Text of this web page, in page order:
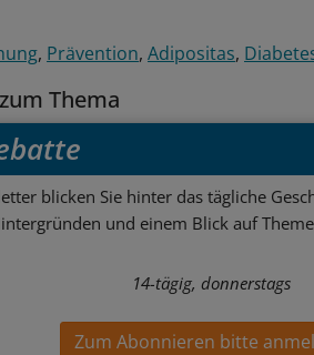
Prävention Adipositas
Thema
blicken Sie hinter das tägliche
und einem Blick auf
14-tägig, donnerstags
Zum Abonnieren bitte